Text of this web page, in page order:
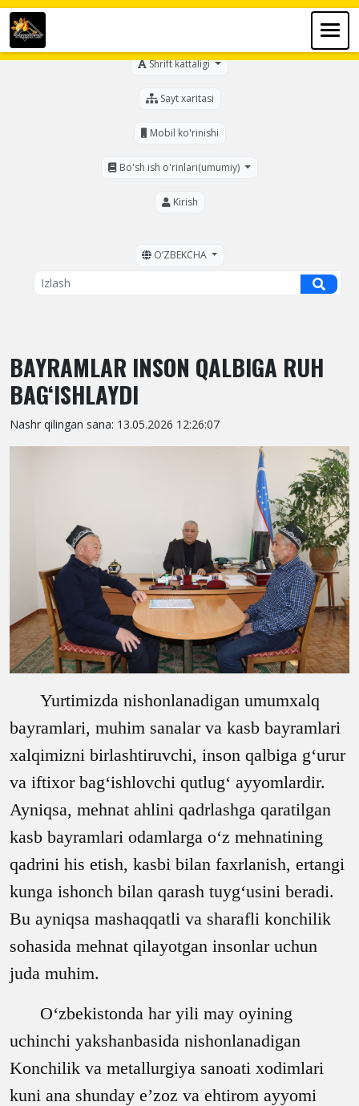
Shrift kattaligi
Sayt xaritasi
Mobil ko'rinishi
Bo'sh ish o'rinlari(umumiy)
Kirish
OʼZBEKCHA
BAYRAMLAR INSON QALBIGA RUH
BAG‘ISHLAYDI
Nashr qilingan sana: 13.05.2026 12:26:07
Yurtimizda nishonlanadigan umumxalq
bayramlari, muhim sanalar va kasb bayramlari
xalqimizni birlashtiruvchi, inson qalbiga g‘urur
va iftixor bag‘ishlovchi qutlug‘ ayyomlardir.
Ayniqsa, mehnat ahlini qadrlashga qaratilgan
kasb bayramlari odamlarga o‘z mehnatining
qadrini his etish, kasbi bilan faxrlanish, ertangi
kunga ishonch bilan qarash tuyg‘usini beradi.
Bu ayniqsa mashaqqatli va sharafli konchilik
sohasida mehnat qilayotgan insonlar uchun
juda muhim.
O‘zbekistonda har yili may oyining
uchinchi yakshanbasida nishonlanadigan
Konchilik va metallurgiya sanoati xodimlari
kuni ana shunday e’zoz va ehtirom ayyomi